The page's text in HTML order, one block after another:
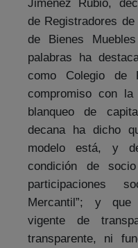
de Registradores
de Bienes
palabras ha
como Colegio de
compromiso con
blanqueo de
decana ha dicho
modelo está, y
condición de
participaciones
Mercantil”; y que
vigente de
transparente, ni